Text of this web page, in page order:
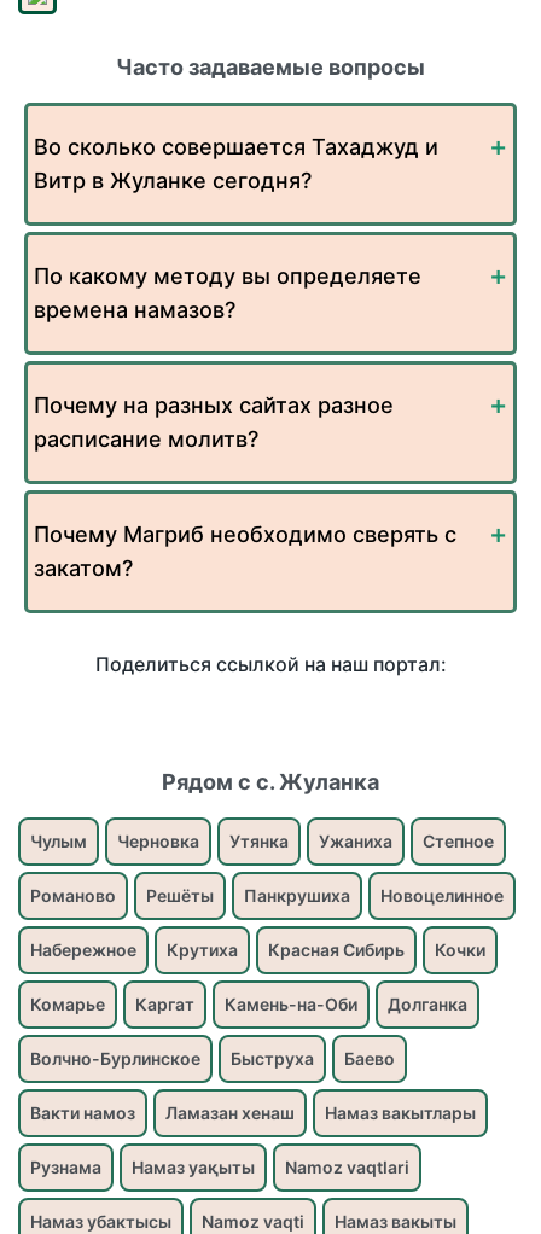
Часто задаваемые вопросы
Во сколько совершается Тахаджуд и
Витр в Жуланке сегодня?
По какому методу вы определяете
времена намазов?
Почему на разных сайтах разное
расписание молитв?
Почему Магриб необходимо сверять с
закатом?
Поделиться ссылкой на наш портал:
Рядом с с. Жуланка
Чулым Черновка Утянка Ужаниха Степное
Романово Решёты Панкрушиха Новоцелинное
Набережное Крутиха Красная Сибирь Кочки
Комарье Каргат Камень-на-Оби Долганка
Волчно-Бурлинское Быструха Баево
Вакти намоз Ламазан хенаш Намаз вакытлары
Рузнама Намаз уақыты Namoz vaqtlari
Намаз убактысы Namoz vaqti Намаз вакыты